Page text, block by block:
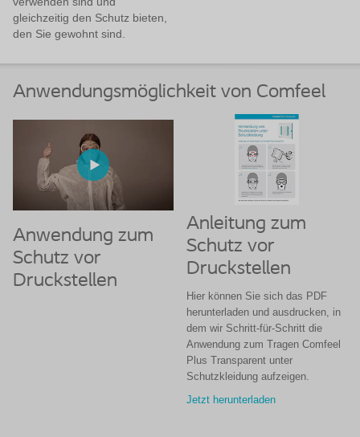
gleichzeitig den Schutz bieten,
den Sie gewohnt sind.
Anwendungsmöglichkeit von Comfeel
Anwendung zum
Schutz vor
Druckstellen
Anleitung zum
Schutz vor
Druckstellen
Hier können Sie sich das PDF
herunterladen und ausdrucken, in
dem wir Schritt-für-Schritt die
Anwendung zum Tragen Comfeel
Plus Transparent unter
Schutzkleidung aufzeigen.
Jetzt herunterladen